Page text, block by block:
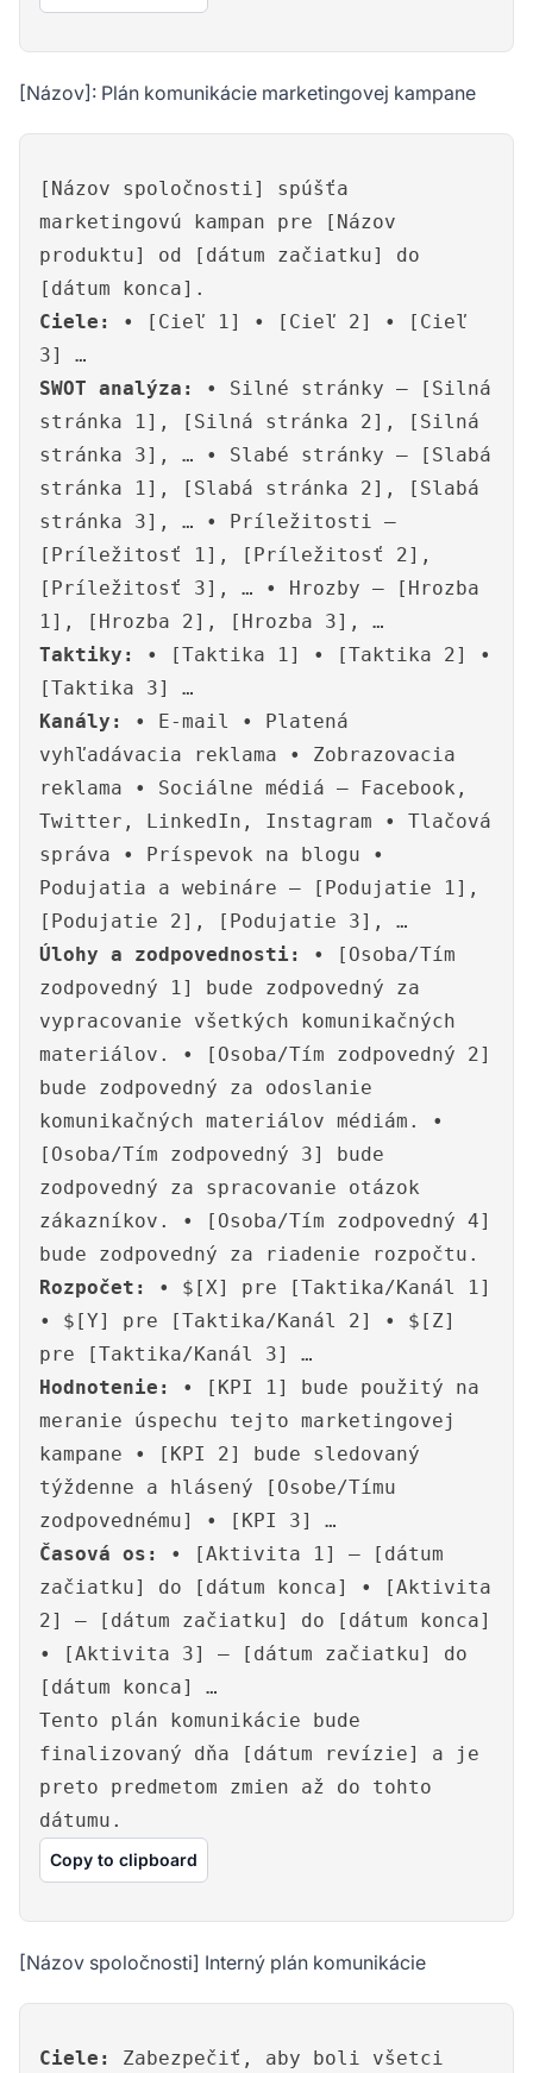
[Názov]: Plán komunikácie marketingovej kampane
[Názov spoločnosti] spúšťa
marketingovú kampan pre [Názov
produktu] od [dátum začiatku] do
[dátum konca].
Ciele:
• [Cieľ 1] • [Cieľ 2] • [Cieľ
3] …
SWOT analýza:
• Silné stránky – [Silná
stránka 1], [Silná stránka 2], [Silná
stránka 3], … • Slabé stránky – [Slabá
stránka 1], [Slabá stránka 2], [Slabá
stránka 3], … • Príležitosti –
[Príležitosť 1], [Príležitosť 2],
[Príležitosť 3], … • Hrozby – [Hrozba
1], [Hrozba 2], [Hrozba 3], …
Taktiky:
• [Taktika 1] • [Taktika 2] •
[Taktika 3] …
Kanály:
• E-mail • Platená
vyhľadávacia reklama • Zobrazovacia
reklama • Sociálne médiá – Facebook,
Twitter, LinkedIn, Instagram • Tlačová
správa • Príspevok na blogu •
Podujatia a webináre – [Podujatie 1],
[Podujatie 2], [Podujatie 3], …
Úlohy a zodpovednosti:
• [Osoba/Tím
zodpovedný 1] bude zodpovedný za
vypracovanie všetkých komunikačných
materiálov. • [Osoba/Tím zodpovedný 2]
bude zodpovedný za odoslanie
komunikačných materiálov médiám. •
[Osoba/Tím zodpovedný 3] bude
zodpovedný za spracovanie otázok
zákazníkov. • [Osoba/Tím zodpovedný 4]
bude zodpovedný za riadenie rozpočtu.
Rozpočet:
• $[X] pre [Taktika/Kanál 1]
• $[Y] pre [Taktika/Kanál 2] • $[Z]
pre [Taktika/Kanál 3] …
Hodnotenie:
• [KPI 1] bude použitý na
meranie úspechu tejto marketingovej
kampane • [KPI 2] bude sledovaný
týždenne a hlásený [Osobe/Tímu
zodpovednému] • [KPI 3] …
Časová os:
• [Aktivita 1] – [dátum
začiatku] do [dátum konca] • [Aktivita
2] – [dátum začiatku] do [dátum konca]
• [Aktivita 3] – [dátum začiatku] do
[dátum konca] …
Tento plán komunikácie bude
finalizovaný dňa [dátum revízie] a je
preto predmetom zmien až do tohto
dátumu.
Copy to clipboard
[Názov spoločnosti] Interný plán komunikácie
Ciele:
Zabezpečiť, aby boli všetci